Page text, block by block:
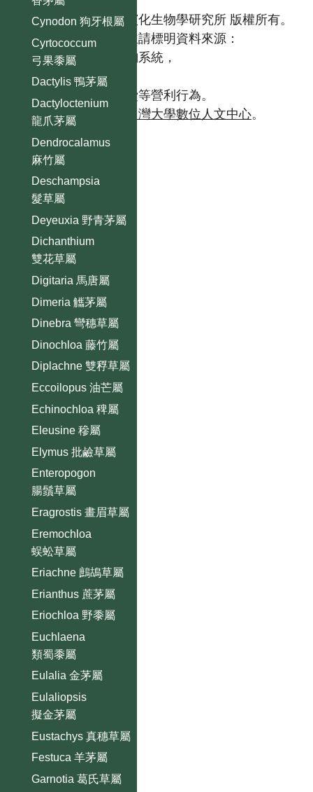
Cynodon 狗牙根屬
Cyrtococcum
弓果黍屬
Dactylis 鴨茅屬
Dactyloctenium
龍爪茅屬
Dendrocalamus
麻竹屬
Deschampsia
髮草屬
Deyeuxia 野青茅屬
Dichanthium
雙花草屬
Digitaria 馬唐屬
Dimeria 觿茅屬
Dinebra 彎穗草屬
Dinochloa 藤竹屬
Diplachne 雙稃草屬
Eccoilopus 油芒屬
Echinochloa 稗屬
Eleusine 穇屬
Elymus 批鹼草屬
Enteropogon
腸鬚草屬
Eragrostis 畫眉草屬
Eremochloa
蜈蚣草屬
Eriachne 鷓鴣草屬
Erianthus 蔗茅屬
Eriochloa 野黍屬
Euchlaena
類蜀黍屬
Eulalia 金茅屬
Eulaliopsis
擬金茅屬
Eustachys 真穗草屬
Festuca 羊茅屬
Garnotia 葛氏草屬
國立台灣大學生態學與演化生物學研究所 版權所有。
歡迎引用本網站資料，並請標明資料來源：
【台灣植物資訊整合查詢系統，
https://tai2.ntu.edu.tw。】
且不得有收取資料查詢費等營利行為。
如需商業使用，請聯繫
台灣大學數位人文中心。